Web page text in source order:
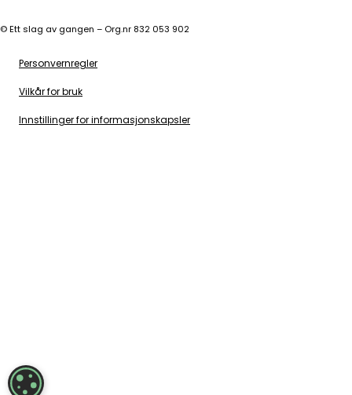
©Ett slag av gangen – Org.nr 832 053 902
Personvernregler
Vilkår for bruk
Innstillinger for informasjonskapsler